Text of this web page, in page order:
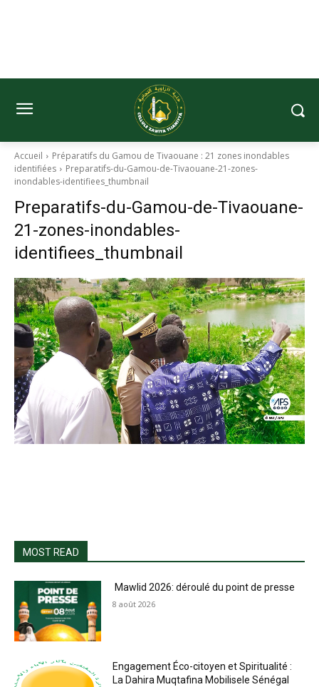
Accueil
Préparatifs du Gamou de Tivaouane : 21 zones inondables
identifiées
Preparatifs-du-Gamou-de-Tivaouane-21-zones-
inondables-identifiees_thumbnail
Preparatifs-du-Gamou-de-Tivaouane-
21-zones-inondables-
identifiees_thumbnail
MOST READ
Mawlid 2026: déroulé du point de presse
8 août 2026
Engagement Éco-citoyen et Spiritualité :
La Dahira Muqtafina Mobilisele Sénégal